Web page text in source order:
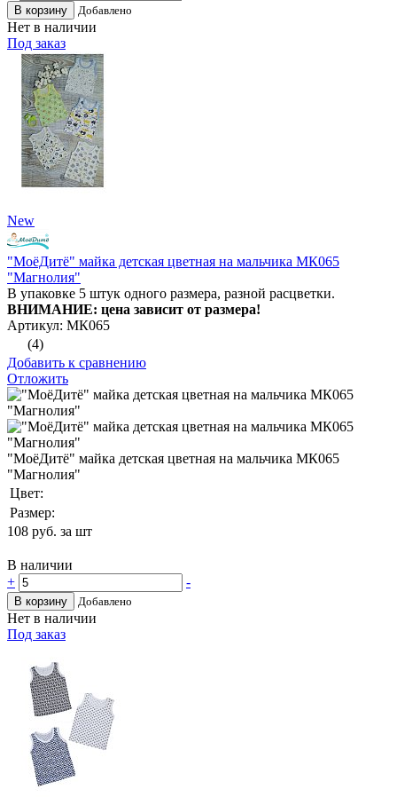
В корзину Добавлено
Нет в наличии
Под заказ
New
"МоёДитё" майка детская цветная на мальчика МК065
"Магнолия"
В упаковке 5 штук одного размера, разной расцветки.
ВНИМАНИЕ: цена зависит от размера!
Артикул: МК065
(4)
Добавить к сравнению
Отложить
"МоёДитё" майка детская цветная на мальчика МК065
"Магнолия"
Цвет:
Размер:
108 руб. за шт
В наличии
+
-
В корзину Добавлено
Нет в наличии
Под заказ